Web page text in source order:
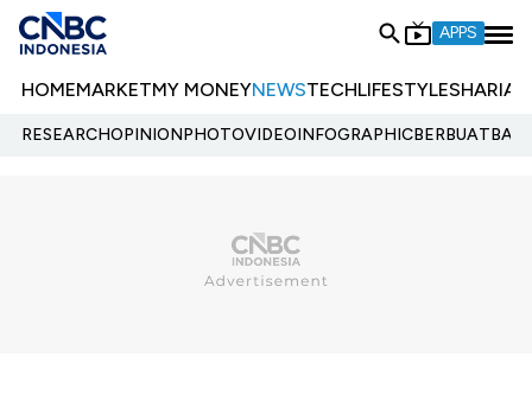
APPS
HOMEMARKETMY MONEYNEWSTECHLIFESTYLESHARIA
RESEARCHOPINIONPHOTOVIDEOINFOGRAPHIC